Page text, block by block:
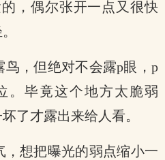
，偶尔张开一点又很快
，但绝对不会露p眼，p
。毕竟这个地方太脆弱
了才露出来给人看。
，想把曝光的弱点缩小一